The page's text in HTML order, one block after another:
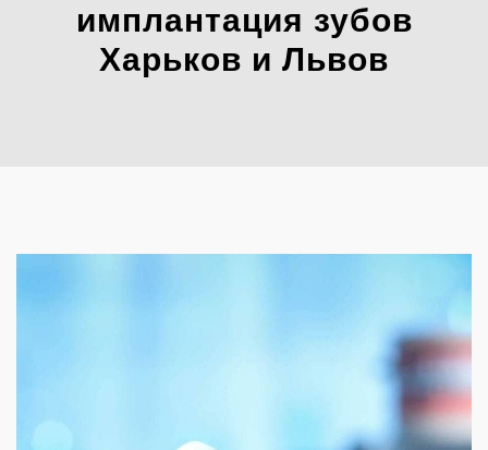
имплантация зубов
Харьков и Львов